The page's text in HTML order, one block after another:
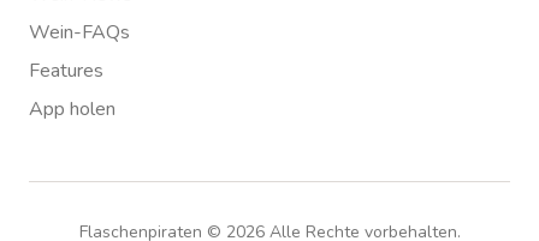
Wein-FAQs
Features
App holen
Flaschenpiraten © 2026Alle Rechte vorbehalten.